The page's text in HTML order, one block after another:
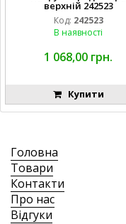
верхній 242523
Код: 242523
В наявності
1 068,00 грн.
Купити
Головна
Товари
Контакти
Про нас
Відгуки